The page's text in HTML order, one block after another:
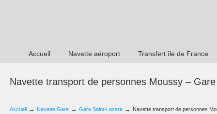
Accueil Navette aéroport Transfert île de France
Navette transport de personnes Moussy –
Accueil → Navette Gare → Gare Saint-Lazare → Navette transport de personnes